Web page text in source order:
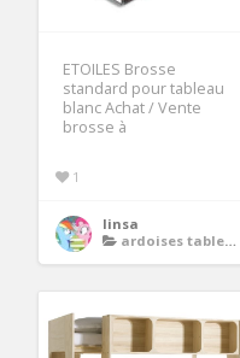
ETOILES Brosse
standard pour tableau
blanc Achat / Vente
brosse à
1
linsa
ardoises tableaux